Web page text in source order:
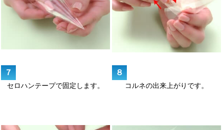
７
セロハンテープで固定します。
８
コルネの出来上がりです。